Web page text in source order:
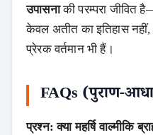
उपासनाकी परम्परा जीवित
केवल अतीत का इतिहास
प्रेरक वर्तमान भी हैं।
FAQs (पुराण-
प्रश्न: क्या महर्षि वाल्मीकि